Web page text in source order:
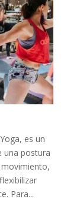
es un
una postura
Para...